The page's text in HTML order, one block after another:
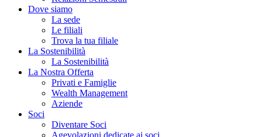
Dove siamo
La sede
Le filiali
Trova la tua filiale
La Sostenibilità
La Sostenibilità
La Nostra Offerta
Privati e Famiglie
Wealth Management
Aziende
Soci
Diventare Soci
Agevolazioni dedicate ai soci